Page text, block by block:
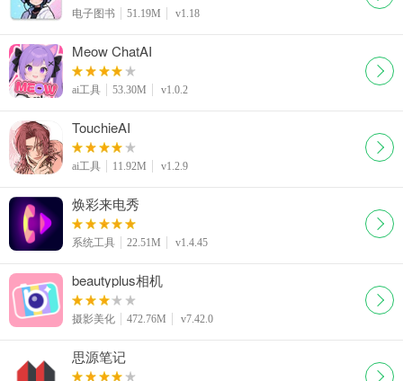
电子图书 51.19M v1.18
Meow ChatAI
ai工具 53.30M v1.0.2
TouchieAI
ai工具 11.92M v1.2.9
焕彩来电秀
系统工具 22.51M v1.4.45
beautyplus相机
摄影美化 472.76M v7.42.0
思源笔记